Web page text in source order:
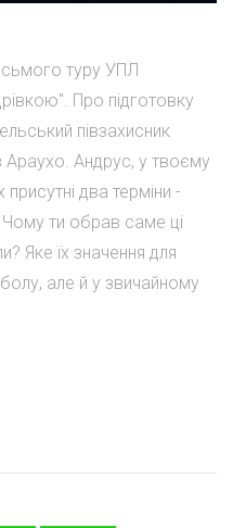
туру УПЛ
Про підготовку
півзахисник
Араухо. Андрус, у твоєму
два терміни -
Чому ти обрав саме ці
Яке їх значення для
але й у звичайному